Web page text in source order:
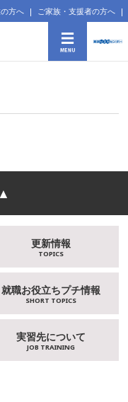
方へ ご家族・支援者の方へ
更新情報
TOPICS
就職お役立ちプチ情報
SHORT TOPICS
実習先について
JOB TRAINING